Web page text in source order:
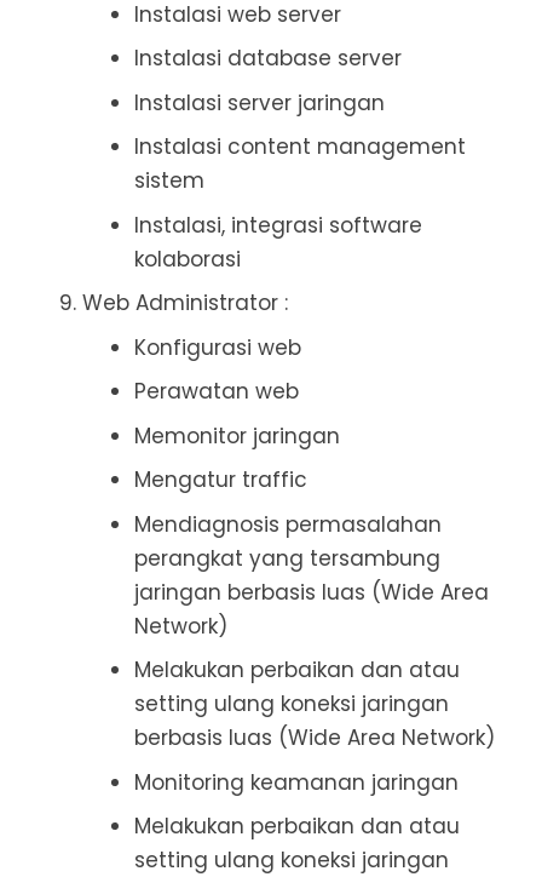
Instalasi web server
Instalasi database server
Instalasi server jaringan
Instalasi content management
sistem
Instalasi, integrasi software
kolaborasi
Web Administrator :
Konfigurasi web
Perawatan web
Memonitor jaringan
Mengatur traffic
Mendiagnosis permasalahan
perangkat yang tersambung
jaringan berbasis luas (Wide Area
Network)
Melakukan perbaikan dan atau
setting ulang koneksi jaringan
berbasis luas (Wide Area Network)
Monitoring keamanan jaringan
Melakukan perbaikan dan atau
setting ulang koneksi jaringan